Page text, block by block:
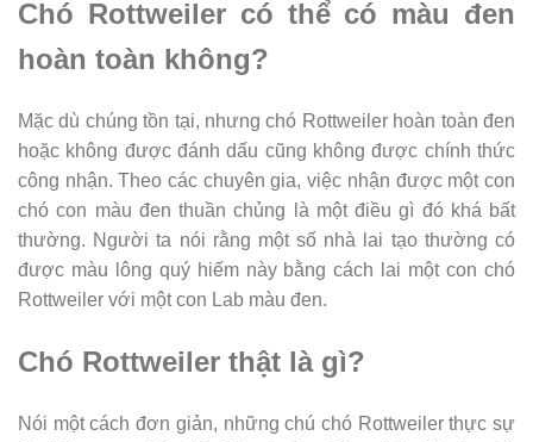
Chó Rottweiler có thể có màu đen
hoàn toàn không?
Mặc dù chúng tồn tại, nhưng chó Rottweiler hoàn toàn đen
hoặc không được đánh dấu cũng không được chính thức
công nhận. Theo các chuyên gia, việc nhận được một con
chó con màu đen thuần chủng là một điều gì đó khá bất
thường. Người ta nói rằng một số nhà lai tạo thường có
được màu lông quý hiếm này bằng cách lai một con chó
Rottweiler với một con Lab màu đen.
Chó Rottweiler thật là gì?
Nói một cách đơn giản, những chú chó Rottweiler thực sự